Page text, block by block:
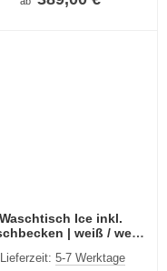
Waschtisch Ice inkl.
| weiß / weiß
Lieferzeit:5-7 Werktage